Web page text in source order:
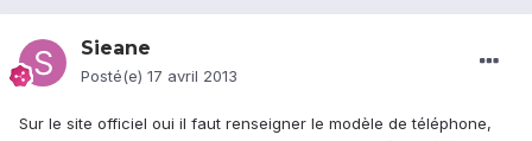
Sieane
Posté(e) 17 avril 2013
Sur le site officiel oui il faut renseigner le modèle de téléphone,